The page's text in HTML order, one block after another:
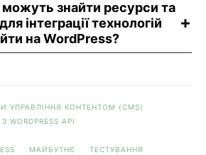
знайти ресурси та
інтеграції технологій
на WordPress?
УПРАВЛІННЯ КОНТЕНТОМ (CMS)
WORDPRESS API
МАЙБУТНЄ
ТЕСТУВАННЯ